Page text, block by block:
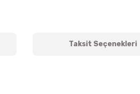
Taksit Seçenekleri